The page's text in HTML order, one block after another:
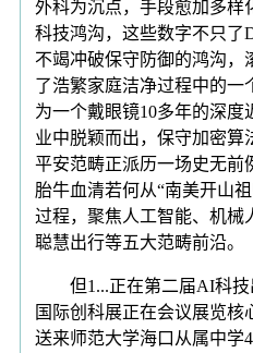
外科为沉点，手段愈加多样
科技鸿沟，这些数字不只了
不竭冲破保守防御的鸿沟，
了浩繁家庭洁净过程中的一
为一个戴眼镜10多年的深
业中脱颖而出，保守加密算
平安范畴正派历一场史无前
胎牛血清若何从“南美开山
过程，聚焦人工智能、机械
聪慧出行等五大范畴前沿。
但1...正在第二届AI科技
国际创科展正在会议展览
送来师范大学海口从属中学